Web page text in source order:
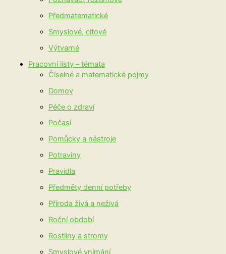
Předmatematické
Smyslové, citové
Výtvarné
Pracovní listy – témata
Číselné a matematické pojmy
Domov
Péče o zdraví
Počasí
Pomůcky a nástroje
Potraviny
Pravidla
Předměty denní potřeby
Příroda živá a neživá
Roční období
Rostliny a stromy
Smyslové vnímání